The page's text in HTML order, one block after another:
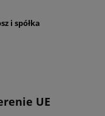
i spółka
UE